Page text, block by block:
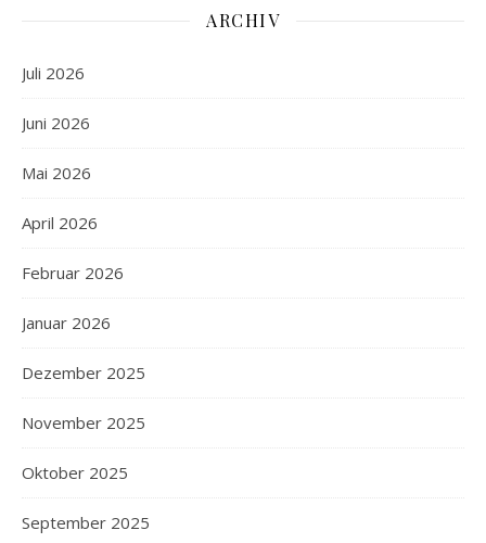
ARCHIV
Juli 2026
Juni 2026
Mai 2026
April 2026
Februar 2026
Januar 2026
Dezember 2025
November 2025
Oktober 2025
September 2025